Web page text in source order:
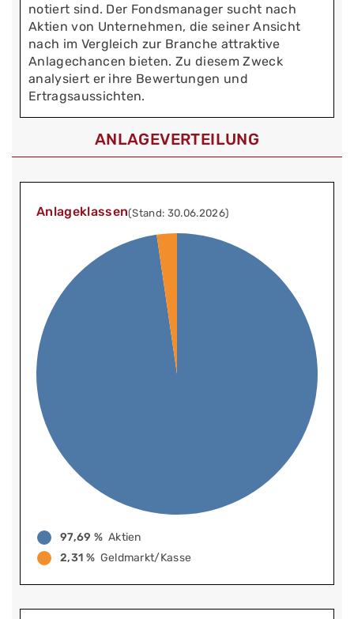
notiert sind. Der Fondsmanager sucht nach
Aktien von Unternehmen, die seiner Ansicht
nach im Vergleich zur Branche attraktive
Anlagechancen bieten. Zu diesem Zweck
analysiert er ihre Bewertungen und
Ertragsaussichten.
ANLAGEVERTEILUNG
Anlageklassen(Stand: 30.06.2026)
97,69 % Aktien
2,31 % Geldmarkt/Kasse